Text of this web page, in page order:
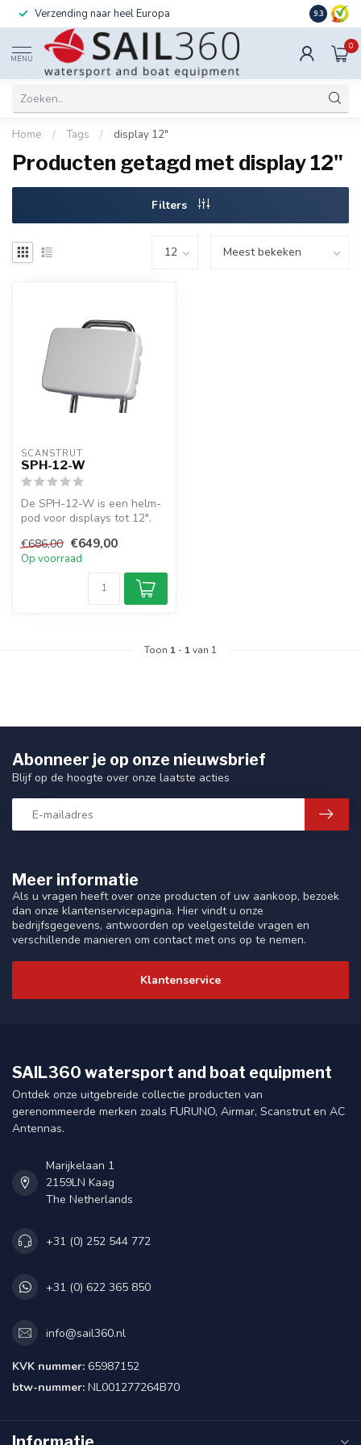
Verzending naar heel Europa Ook
9.3
MENU
0
Home / Tags / display 12"
Producten getagd met display 12"
Filters
SCANSTRUT
SPH-12-W
De SPH-12-W is een helm-
pod voor displays tot 12".
montag...
€686,00 €649,00
Op voorraad
Toon 1 - 1van 1
Meer informatie
Als u vragen heeft over onze producten of uw aankoop, bezoek
dan onze klantenservicepagina. Hier vindt u onze
bedrijfsgegevens, antwoorden op veelgestelde vragen en
verschillende manieren om contact met ons op te nemen.
Klantenservice
Abonneer je op onze nieuwsbrief
Blijf op de hoogte over onze laatste acties
SAIL360 watersport and boat equipment
Ontdek onze uitgebreide collectie producten van
gerenommeerde merken zoals FURUNO, Airmar, Scanstrut en AC
Antennas.
Marijkelaan 1
2159LN Kaag
The Netherlands
+31 (0) 252 544 772
+31 (0) 622 365 850
info@sail360.nl
KVK nummer: 65987152
btw-nummer: NL001277264B70